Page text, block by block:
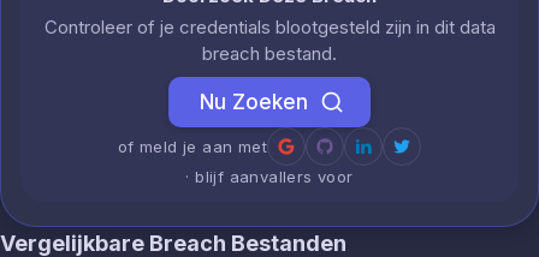
Controleer of je credentials blootgesteld zijn in dit data
breach bestand.
Nu Zoeken
of meld je aan met
· blijf aanvallers voor
Vergelijkbare Breach Bestanden